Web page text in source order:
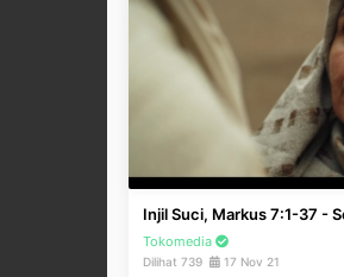
Injil Suci, Markus 7:1-37 -
Tokomedia
Dilihat 739 17 Nov 21